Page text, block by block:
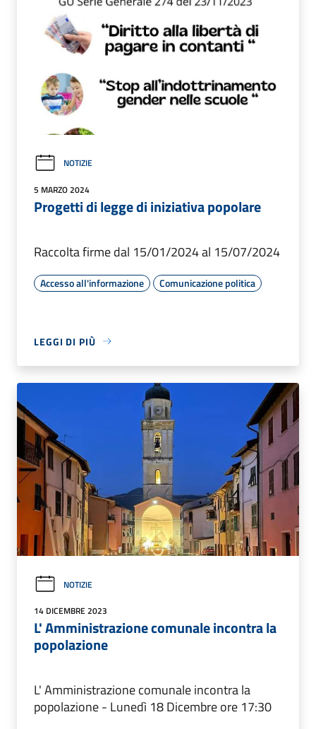
NOTIZIE
5 MARZO 2024
Progetti di legge di iniziativa popolare
Raccolta firme dal 15/01/2024 al 15/07/2024
Accesso all'informazione Comunicazione politica
LEGGI DI PIÙ
NOTIZIE
14 DICEMBRE 2023
L' Amministrazione comunale incontra la
popolazione
L' Amministrazione comunale incontra la
popolazione - Lunedì 18 Dicembre ore 17:30